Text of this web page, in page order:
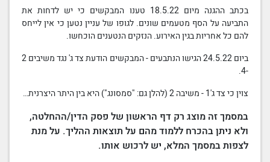
בכתב ההגנה
מיום 18.5.22 טענו המבקשים כי יש לדחות את
התביעה על הסף מטעמים שונים. לגופו של עניין נטען כי אין לייחס
להם כל אחריות בגין האירוע. הנזקים הנטענים הוכחשו.
ביום 24.5.22 הגישו הנתבעים - המבקשים
הודעתצד ג'
נגד משיבים 2
-4.
צוין כיצד ג'1 - משיבה 2 (להלן גם: "סמסונג") היא בין היתר היצרנית…
במסמך זה מוצג רק דף הראשון של פסק הדין/ההחלטה,
ולא ניתן בהכרח ללמוד מהם על תוצאות ההליך. על מנת
לצפות במסמך המלא, יש לרכוש אותו.